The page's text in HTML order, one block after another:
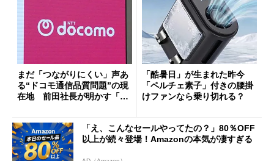
まだ「つながりにくい」声あ
る“ドコモ通信品質問題”の現
在地 前田社長が明かす「道
「酷暑日」が生まれた昨今
「ペルチェ素子」付きの腰掛
けファンなら乗り切れる？
「え、こんなセールやってたの？」80％OFF
以上が続々登場！Amazonの本気が凄すぎる